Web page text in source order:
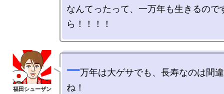
なんてったって、一万年も生きるので
一万年は大ゲサでも、長寿なのは間
ね！